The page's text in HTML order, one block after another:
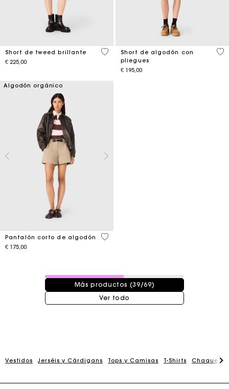
Short de tweed brillante
€ 225,00
4,5 out of 5 Customer Rating
Short de algodón con
pliegues
€ 195,00
4,1
Algodón orgánico
Pantalón corto de algodón
€ 175,00
5 out of 5 Customer Rating
39 / 69 productos
Más productos (39/69)
Ver todo
Vestidos Jerséis y Cárdigans Tops y Camisas T-Shirts
La tarjeta regalo de Maje: la mejor manera de hacer el
regalo perfecto